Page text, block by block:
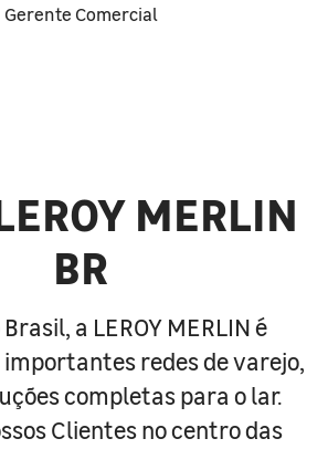
Gerente Comercial
MERLIN
BR
a LEROY MERLIN é
redes de varejo,
completas para o lar.
Clientes no centro das